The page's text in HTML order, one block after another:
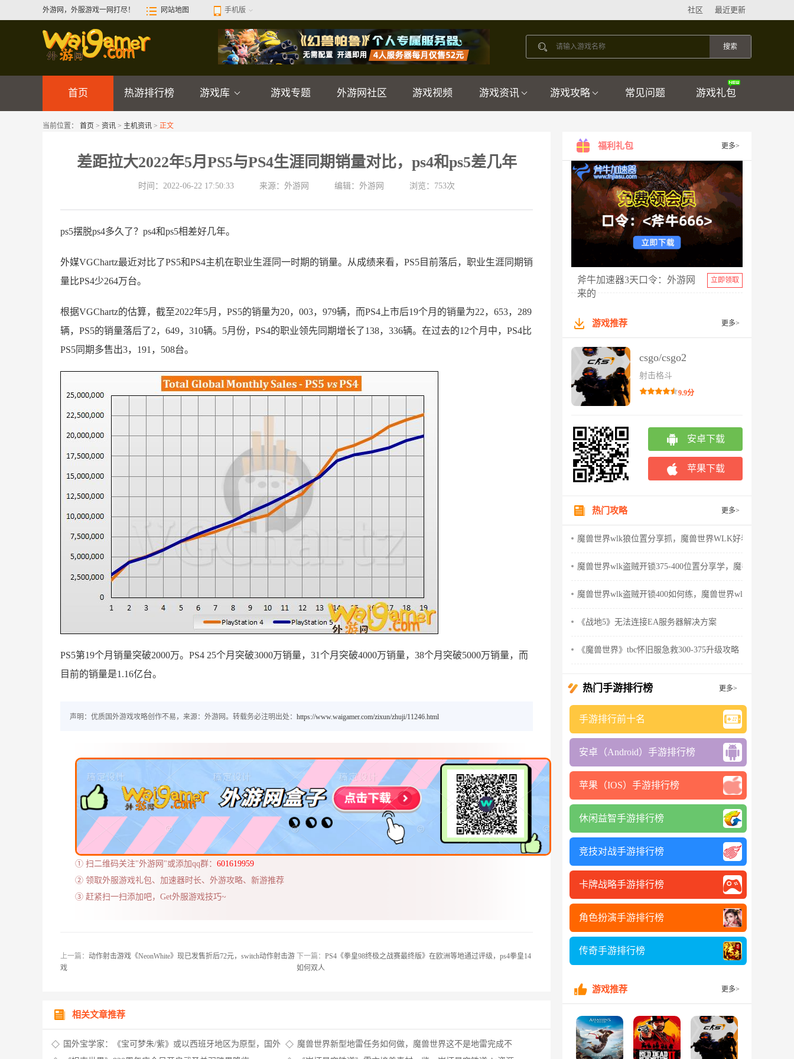
外游网，外服游戏一网打尽！ 网站地图 手机版 最近更新
社区
首页 热游排行榜 游戏库 游戏专题 外游网社区 游戏视频 游戏资讯 游戏攻略 常见问题 游戏礼包
当前位置： 首页 > 资讯 > 主机资讯 > 正文
差距拉大2022年5月PS5与PS4生涯同期销量对比，ps4和ps5差几年
时间：2022-06-22 17:50:33 来源：外游网 编辑：外游网 浏览： 753次
ps5摆脱ps4多久了？ps4和ps5相差好几年。
外媒VGChartz最近对比了PS5和PS4主机在职业生涯同一时期的销量。从成绩来看，PS5目前落后，职业生涯同期销
量比PS4少264万台。
根据VGChartz的估算，截至2022年5月，PS5的销量为20，003，979辆，而PS4上市后19个月的销量为22，653，289
辆，PS5的销量落后了2，649，310辆。5月份，PS4的职业领先同期增长了138，336辆。在过去的12个月中，PS4比
PS5同期多售出3，191，508台。
PS5第19个月销量突破2000万。PS4 25个月突破3000万销量，31个月突破4000万销量，38个月突破5000万销量，而
目前的销量是1.16亿台。
声明：优质国外游戏攻略创作不易，来源：外游网。转载务必注明出处： https://www.waigamer.com/zixun/zhuji/11246.html
① 扫二维码关注"外游网"或添加qq群： 601619959
② 领取外服游戏礼包、加速器时长、外游攻略、新游推荐
③ 赶紧扫一扫添加吧，Get外服游戏技巧~
上一篇： 动作射击游戏《NeonWhite》现已发售折后72元，switch动作射击游
戏
下一篇： PS4《拳皇98终极之战赛最终版》在欧洲等地通过评级，ps4拳皇14
如何双人
相关文章推荐
国外宝学家：《宝可梦朱/紫》或以西班牙地区为原型，国外
生态学家
魔兽世界新型地雷任务如何做，魔兽世界这不是地雷完成不
了
福利礼包 更多>
斧牛加速器3天口令：外游网
来的
立即领取
游戏推荐 更多>
csgo/csgo2
射击格斗
9.9分
安卓下载
苹果下载
热门攻略 更多>
魔兽世界wlk狼位置分享抓，魔兽世界WLK好看的狼
魔兽世界wlk盗贼开锁375-400位置分享学，魔兽世界wlk怀
魔兽世界wlk盗贼开锁400如何练，魔兽世界wlk盗贼天赋
《战地5》无法连接EA服务器解决方案
《魔兽世界》tbc怀旧服急救300-375升级攻略
热门手游排行榜 更多>
手游排行前十名
安卓（Android）手游排行榜
苹果（IOS）手游排行榜
休闲益智手游排行榜
竞技对战手游排行榜
卡牌战略手游排行榜
角色扮演手游排行榜
传奇手游排行榜
游戏推荐 更多>